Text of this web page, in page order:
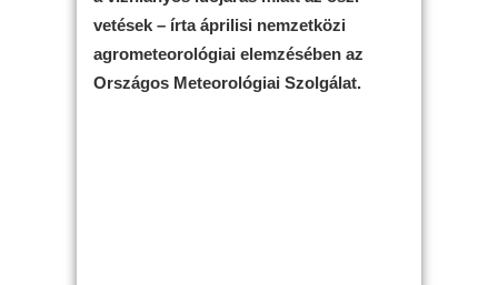
vetések – írta áprilisi nemzetközi
agrometeorológiai elemzésében az
Országos Meteorológiai Szolgálat.